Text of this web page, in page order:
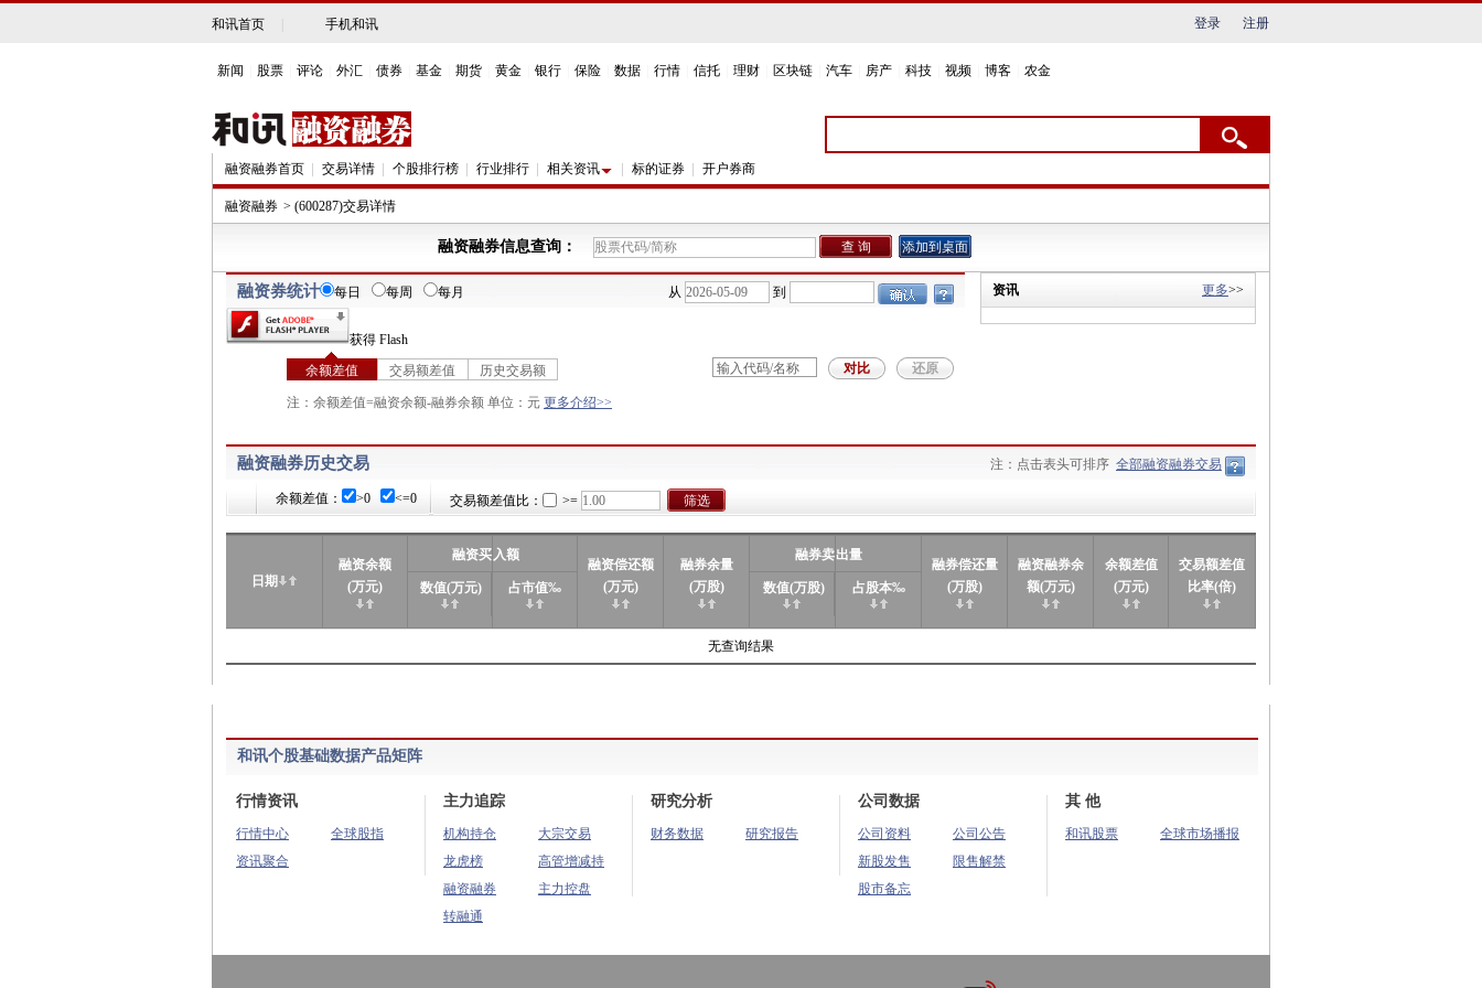
和讯首页 手机和讯 登录 注册
新闻 股票 评论 外汇 债券 基金 期货 黄金 银行 保险 数据 行情 信托 理财 区块链 汽车 房产 科技 视频 博客 农金
融资融券首页 交易详情 个股排行榜 行业排行 相关资讯 标的证券 开户券商
融资融券 > (600287)交易详情
融资融券信息查询： 查 询 添加到桌面
融资券统计 每日 每周 每月 从 到
获得 Flash
余额差值
交易额差值 历史交易额
注：余额差值=融资余额-融券余额 单位：元 更多介绍>>
更多>>
资讯
融资融券历史交易 注：点击表头可排序 全部融资融券交易
余额差值： >0 <=0 交易额差值比： >=
日期
融资余额
(万元)
融资买
数值(万元)
入额
占市值‰
融资偿还额
(万元)
融券余量
(万股)
融券卖
数值(万股)
出量
占股本‰
融券偿还量
(万股)
融资融券余
额(万元)
余额差值
(万元)
交易额差值
比率(倍)
无查询结果
和讯个股基础数据产品矩阵
行情资讯
行情中心
全球股指
资讯聚合
主力追踪
机构持仓
大宗交易
龙虎榜
高管增减持
融资融券
主力控盘
转融通
研究分析
财务数据 研究报告
公司数据
公司资料
公司公告
新股发售
限售解禁
股市备忘
其 他
和讯股票 全球市场播报